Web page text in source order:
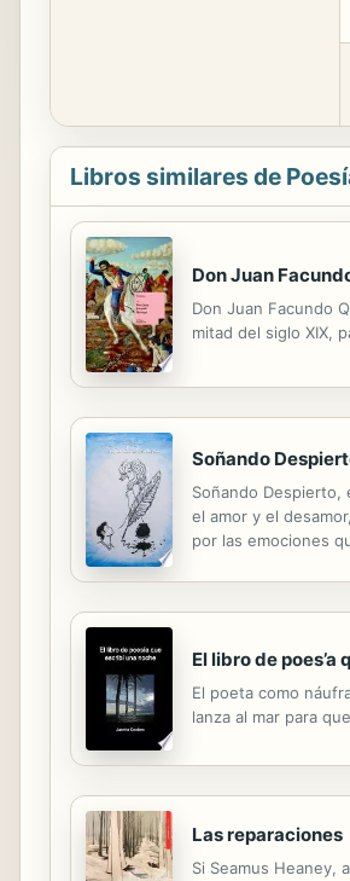
Libros similares de
Don Juan
Don Juan Facundo
mitad del siglo XIX,
Soñando
Soñando Despierto,
el amor y el
por las emociones
El libro de poes’a
El poeta como
lanza al mar para
Las reparaciones
Si Seamus Heaney,